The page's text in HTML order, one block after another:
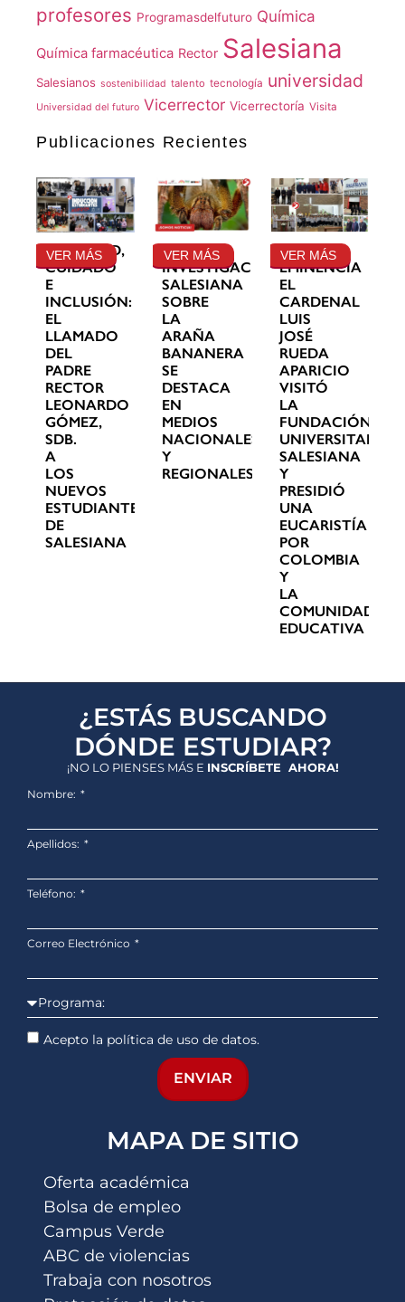
profesores Programasdelfuturo Química
Química farmacéutica Rector Salesiana
Salesianos sostenibilidad talento tecnología universidad
Universidad del futuro Vicerrector Vicerrectoría Visita
Publicaciones Recientes
GRATITUD,
CUIDADO
E
INCLUSIÓN:
EL
LLAMADO
DEL
PADRE
RECTOR
LEONARDO
GÓMEZ,
SDB.
A
LOS
NUEVOS
ESTUDIANTES
DE
SALESIANA
VER MÁS
LA
INVESTIGACIÓN
SALESIANA
SOBRE
LA
ARAÑA
BANANERA
SE
DESTACA
EN
MEDIOS
NACIONALES
Y
REGIONALES
VER MÁS
SU
EMINENCIA
EL
CARDENAL
LUIS
JOSÉ
RUEDA
APARICIO
VISITÓ
LA
FUNDACIÓN
UNIVERSITARIA
SALESIANA
Y
PRESIDIÓ
UNA
EUCARISTÍA
POR
COLOMBIA
Y
LA
COMUNIDAD
EDUCATIVA
VER MÁS
¿ESTÁS BUSCANDO
DÓNDE ESTUDIAR?
¡NO LO PIENSES MÁS E INSCRÍBETE AHORA!
Nombre:
Apellidos:
Teléfono:
Correo Electrónico
Acepto la política de uso de datos.
ENVIAR
MAPA DE SITIO
Oferta académica
Bolsa de empleo
Campus Verde
ABC de violencias
Trabaja con nosotros